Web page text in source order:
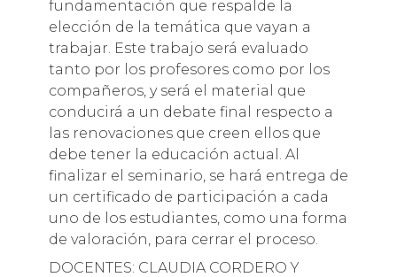
fundamentación que respalde la
elección de la temática que vayan a
trabajar. Este trabajo será evaluado
tanto por los profesores como por los
compañeros, y será el material que
conducirá a un debate final respecto a
las renovaciones que creen ellos que
debe tener la educación actual. Al
finalizar el seminario, se hará entrega de
un certificado de participación a cada
uno de los estudiantes, como una forma
de valoración, para cerrar el proceso.
DOCENTES: CLAUDIA CORDERO Y